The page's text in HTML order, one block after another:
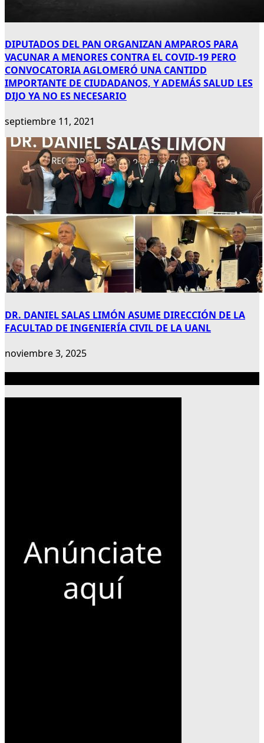
DIPUTADOS DEL PAN ORGANIZAN AMPAROS PARA
VACUNAR A MENORES CONTRA EL COVID-19 PERO
CONVOCATORIA AGLOMERÓ UNA CANTIDD
IMPORTANTE DE CIUDADANOS, Y ADEMÁS SALUD LES
DIJO YA NO ES NECESARIO
septiembre 11, 2021
DR. DANIEL SALAS LIMÓN ASUME DIRECCIÓN DE LA
FACULTAD DE INGENIERÍA CIVIL DE LA UANL
noviembre 3, 2025